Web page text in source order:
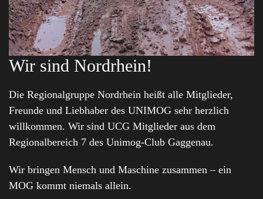
Wir sind Nordrhein!
Die Regionalgruppe Nordrhein heißt alle Mitglieder,
Freunde und Liebhaber des UNIMOG sehr herzlich
willkommen. Wir sind UCG Mitglieder aus dem
Regionalbereich 7 des Unimog-Club Gaggenau.
Wir bringen Mensch und Maschine zusammen – ein
MOG kommt niemals allein.